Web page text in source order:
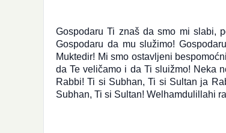
Gospodaru Ti znaš da smo mi slabi,
Gospodaru da mu služimo!
Muktedir! Mi smo ostavljeni
da Te veličamo i da Ti sluižmo! Neka
Rabbi! Ti si Subhan, Ti si Sultan ja
Subhan, Ti si Sultan! Welhamdulillahi